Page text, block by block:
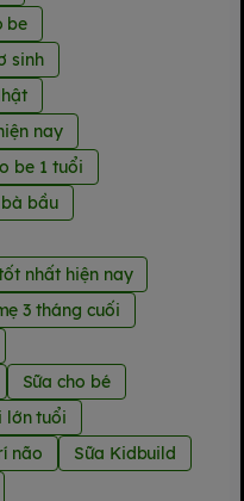
be
sinh
nay
be 1 tuổi
bầu
nhất hiện nay
3 tháng cuối
Sữa cho bé
lớn tuổi
não
Sữa Kidbuild